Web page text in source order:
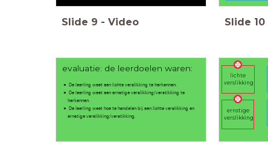
Slide 9 - Video Slide 10
evaluatie: de leerdoelen waren:
De leerling weet een lichte verslikking te herkennen.
De leerling weet een ernstige verslikking/verstikking te
herkennen.
De leerling weet hoe te handelen bij een lichte verslikking en
ernstige verslikking/verstikking.
lichte
verslikking
ernstige
verslikking